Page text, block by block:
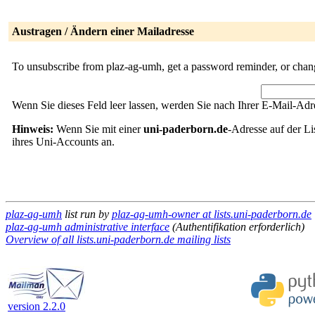
Austragen / Ändern einer Mailadresse
To unsubscribe from plaz-ag-umh, get a password reminder, or
Wenn Sie dieses Feld leer lassen, werden Sie nach Ihrer E-Mail-
Hinweis: Wenn Sie mit eineruni-paderborn.de-Adresse auf der
ihres Uni-Accounts an.
plaz-ag-umh list run by plaz-ag-umh-owner at lists.uni-paderborn.de
plaz-ag-umh administrative interface (Authentifikation erforderlich)
Overview of all lists.uni-paderborn.de mailing lists
version 2.2.0